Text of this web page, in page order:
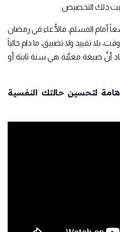
ذلك التخصيص.
أمام المسلم، فالدُّعاء في رمضان
تقييد ولا تضييق، ما دام خالياً
أنَّ صيغة معيَّنة هي سنة ثابتة أو
6 إرشادات هامة لتحسين حالتك النفسية